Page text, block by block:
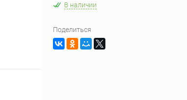
В наличии
Поделиться